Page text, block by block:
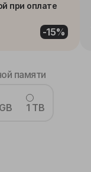
при оплате
-15%
памяти
1 TB